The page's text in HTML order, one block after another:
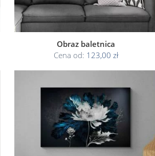
Obraz baletnica
Cena od: 123,00 zł